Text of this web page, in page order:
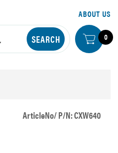
ABOUT US
0
ArticleNo/ P/N: CXW640